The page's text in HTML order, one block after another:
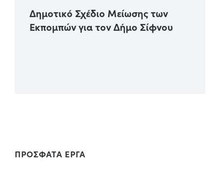
Δημοτικό Σχέδιο Μείωσης των
Εκπομπών για τον Δήμο Σίφνου
ΠΡΟΣΦΑΤΑ ΕΡΓΑ